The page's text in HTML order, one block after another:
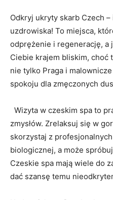
Odkryj​ ukryty skarb Czech
uzdrowiska! To miejsca,
odprężenie i‍ regenerację, a
Ciebie krajem ⁤bliskim, choć
nie⁢ tylko Praga i
spokoju ⁤dla zmęczonych⁢
Wizyta w ⁢czeskim spa⁣ to
zmysłów. Zrelaksuj się w
skorzystaj z
biologicznej, a​ może
Czeskie spa mają wiele do
dać szansę temu